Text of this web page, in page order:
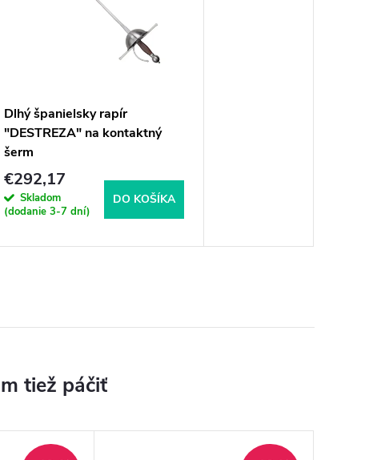
Dlhý španielsky rapír
"DESTREZA" na kontaktný
šerm
€292,17
Skladom
(dodanie 3-7 dní)
DO KOŠÍKA